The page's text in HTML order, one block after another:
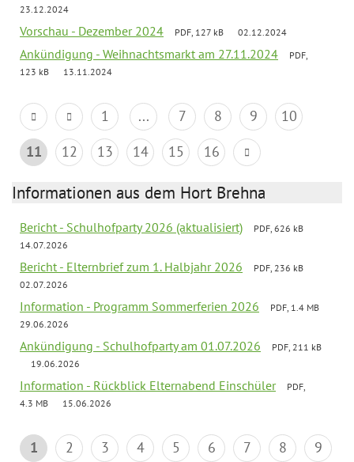
23.12.2024
Vorschau - Dezember 2024 PDF, 127 kB 02.12.2024
Ankündigung - Weihnachtsmarkt am 27.11.2024
PDF,
123 kB
13.11.2024
1 ... 7 8 9
10
11
12 13 14 15 16
Informationen aus dem Hort Brehna
Bericht - Schulhofparty 2026 (aktualisiert)
PDF, 626 kB
14.07.2026
Bericht - Elternbrief zum 1. Halbjahr 2026
PDF, 236 kB
02.07.2026
Information - Programm Sommerferien 2026
PDF, 1.4 MB
29.06.2026
Ankündigung - Schulhofparty am 01.07.2026
PDF, 211 kB
19.06.2026
Information - Rückblick Elternabend Einschüler
PDF,
4.3 MB
15.06.2026
1 2 3 4 5 6 7 8
9